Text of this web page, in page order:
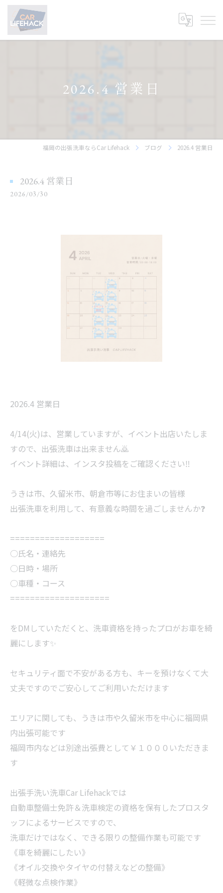
2026.4 営業日
福岡の出張洗車ならCar Lifehack ブログ 2026.4 営業日
2026.4 営業日
2026/03/30
2026.4 営業日
4/14(火)は、営業していますが、イベント出店いたしま
すので、出張洗車は出来ません🙇
イベント詳細は、インスタ投稿をご確認ください‼️
うきは市、久留米市、朝倉市等にお住まいの皆様
出張洗車を利用して、有意義な時間を過ごしませんか❓
===================
○氏名・連絡先
○日時・場所
○車種・コース
====================
をDMしていただくと、洗車資格を持ったプロがお車を綺
麗にします✨
セキュリティ面で不安がある方も、キーを預けなくて大
丈夫ですのでご安心してご利用いただけます
エリアに関しても、うきは市や久留米市を中心に福岡県
内出張可能です
福岡市内などは別途出張費として￥１０００いただきま
す
出張手洗い洗車Car Lifehackでは
自動車整備士免許＆洗車検定の資格を保有したプロスタ
ッフによるサービスですので、
洗車だけではなく、できる限りの整備作業も可能です
《車を綺麗にしたい》
《オイル交換やタイヤの付替えなどの整備》
《軽微な点検作業》